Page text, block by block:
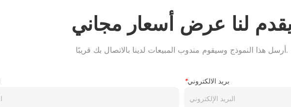
لنا عرض أسعار مجاني
أرسل هذا النموذج وسيقوم مندوب المبيعات لدينا بالاتصال بك قريبًا.
*بريد الالكتروني